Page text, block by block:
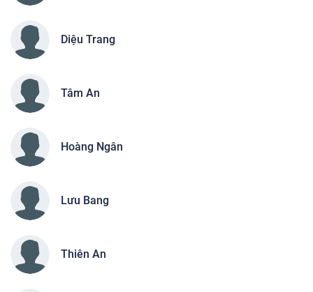
Diệu Trang
Tâm An
Hoàng Ngân
Lưu Bang
Thiên An